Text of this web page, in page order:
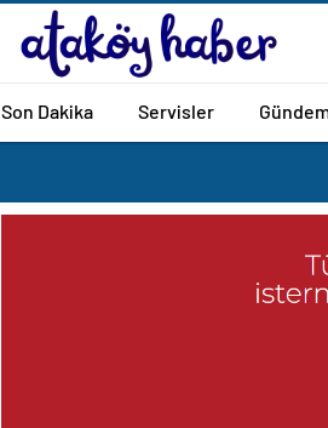
Son Dakika Servisler